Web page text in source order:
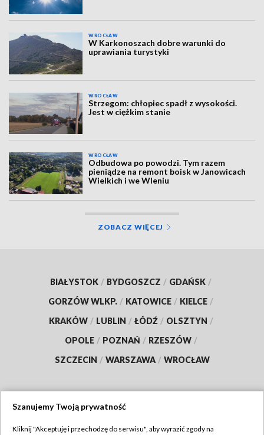
WROCŁAW
W Karkonoszach dobre warunki do
uprawiania turystyki
WROCŁAW
Strzegom: chłopiec spadł z wysokości.
Jest w ciężkim stanie
WROCŁAW
Odbudowa po powodzi. Tym razem
pieniądze na remont boisk w Janowicach
Wielkich i we Wleniu
ZOBACZ WIĘCEJ
BIAŁYSTOK / BYDGOSZCZ / GDAŃSK /
GORZÓW WLKP. / KATOWICE / KIELCE /
KRAKÓW / LUBLIN / ŁÓDŹ / OLSZTYN /
OPOLE / POZNAŃ / RZESZÓW /
SZCZECIN / WARSZAWA / WROCŁAW
Szanujemy Twoją prywatność
Kliknij "Akceptuję i przechodzę do serwisu", aby wyrazić zgody na